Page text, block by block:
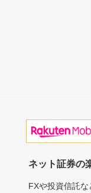
ネット証券の
FXや投資信託